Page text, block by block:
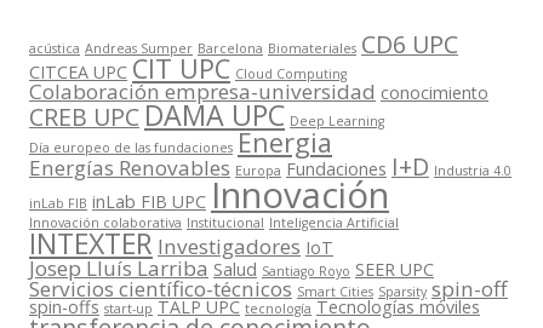
acústica Andreas Sumper Barcelona Biomateriales CD6 UPC
CITCEA UPC CIT UPC Cloud Computing
Colaboración empresa-universidad conocimiento
CREB UPCDAMA UPC Deep Learning
Día europeo de las fundaciones Energia
Energías Renovables Europa Fundaciones I+D Industria 4.0
inLab FIB inLab FIB UPC Innovación
Innovación colaborativa Institucional Inteligencia Artificial
INTEXTER Investigadores IoT
Josep Lluís Larriba Salud Santiago Royo SEER UPC
Servicios científico-técnicos Smart Cities Sparsity spin-off
spin-offs start-up TALP UPC tecnología Tecnologías móviles